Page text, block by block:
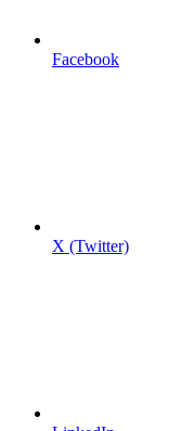
Facebook
X (Twitter)